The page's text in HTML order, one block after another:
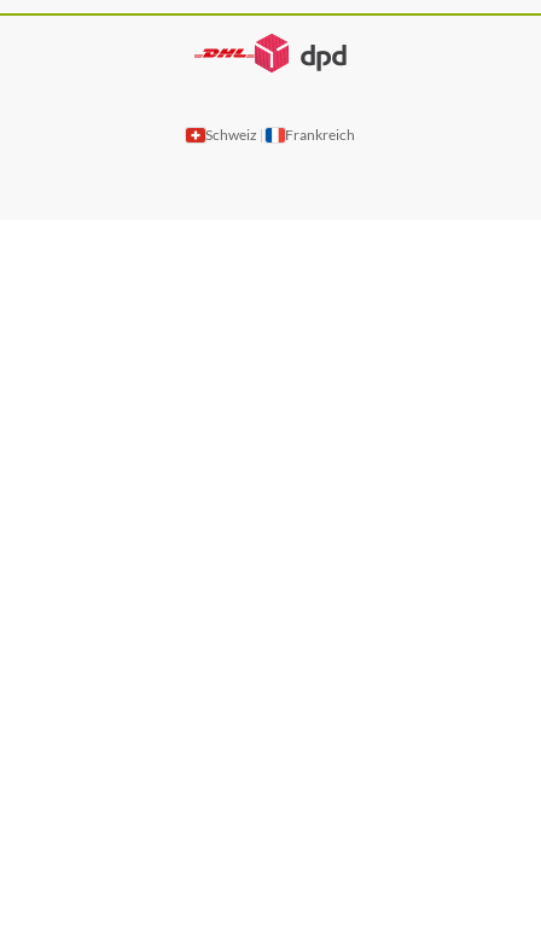
Schweiz Frankreich